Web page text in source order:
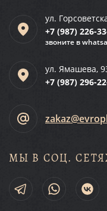
ул.
+7 (987) 226-
звоните в
ул. Ямашева,
+7 (987) 296-
МЫ В СОЦ.